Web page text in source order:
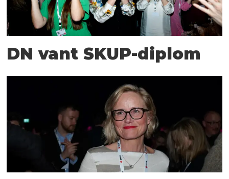
DN vant SKUP-diplom